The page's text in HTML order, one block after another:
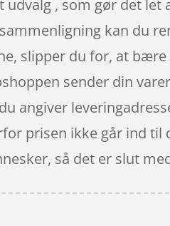
udvalg , som gør det let
kan du
slipper du for, at
sender din
angiver
prisen ikke går ind til
så det er slut